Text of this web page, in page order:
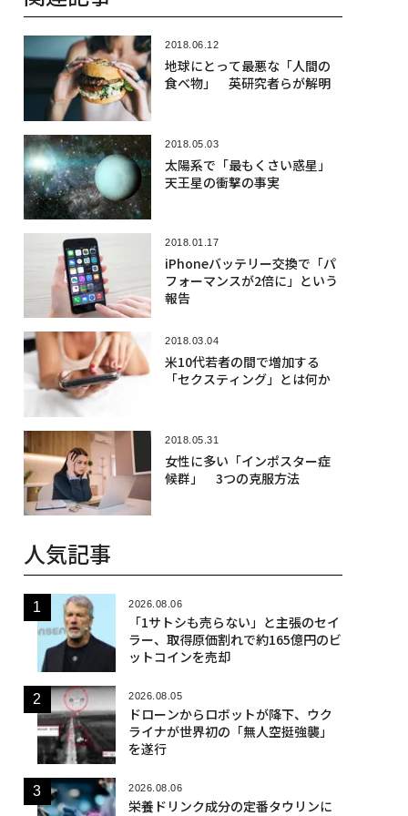
2018.06.12
地球にとって最悪な「人間の
食べ物」 英研究者らが解明
2018.05.03
太陽系で「最もくさい惑星」
天王星の衝撃の事実
2018.01.17
iPhoneバッテリー交換で「パ
フォーマンスが2倍に」という
報告
2018.03.04
米10代若者の間で増加する
「セクスティング」とは何か
2018.05.31
女性に多い「インポスター症
候群」 3つの克服方法
人気記事
2026.08.06
「1サトシも売らない」と主張のセイ
ラー、取得原価割れで約165億円のビ
ットコインを売却
2026.08.05
ドローンからロボットが降下、ウク
ライナが世界初の「無人空挺強襲」
を遂行
2026.08.06
栄養ドリンク成分の定番タウリンに